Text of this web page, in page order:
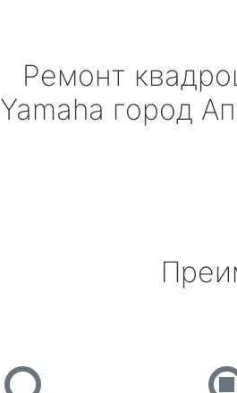
Ремонт
Yamaha город